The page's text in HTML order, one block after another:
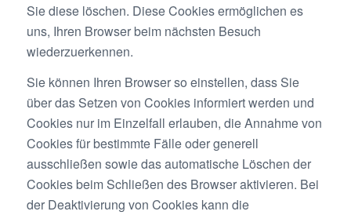
Sie diese löschen. Diese Cookies ermöglichen es
uns, Ihren Browser beim nächsten Besuch
wiederzuerkennen.
Sie können Ihren Browser so einstellen, dass Sie
über das Setzen von Cookies informiert werden und
Cookies nur im Einzelfall erlauben, die Annahme von
Cookies für bestimmte Fälle oder generell
ausschließen sowie das automatische Löschen der
Cookies beim Schließen des Browser aktivieren. Bei
der Deaktivierung von Cookies kann die